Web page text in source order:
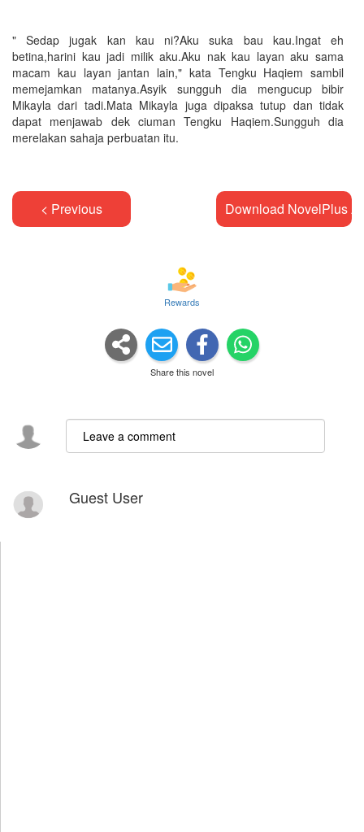
" Sedap jugak kan kau ni?Aku suka bau kau.Ingat eh
betina,harini kau jadi milik aku.Aku nak kau layan aku sama
macam kau layan jantan lain," kata Tengku Haqiem sambil
memejamkan matanya.Asyik sungguh dia mengucup bibir
Mikayla dari tadi.Mata Mikayla juga dipaksa tutup dan tidak
dapat menjawab dek ciuman Tengku Haqiem.Sungguh dia
merelakan sahaja perbuatan itu.
< Previous Download NovelPlus
Rewards
Share this novel
Guest User